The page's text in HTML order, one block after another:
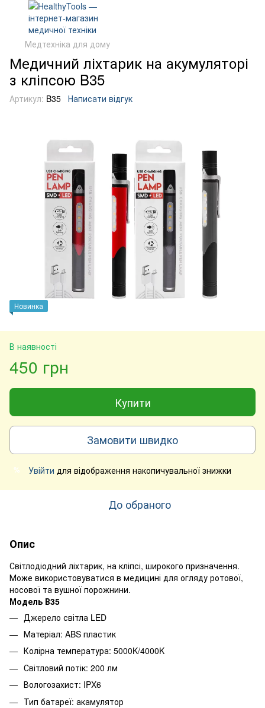
Медтехніка для дому
Медичний ліхтарик на акумуляторі
з кліпсою B35
Артикул: B35 Написати відгук
Новинка
В наявності
450 грн
Купити
Замовити швидко
% Увійти для відображення накопичувальної знижки
До обраного
Опис
Світлодіодний ліхтарик, на кліпсі, широкого призначення.
Може використовуватися в медицині для огляду ротової,
носової та вушної порожнини.
Модель В35
Джерело світла LED
Матеріал: ABS пластик
Колірна температура: 5000K/4000K
Світловий потік: 200 лм
Вологозахист: IPX6
Тип батареї: акамулятор